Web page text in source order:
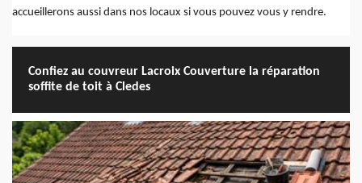
accueillerons aussi dans nos locaux si vous pouvez vous y rendre.
Confiez au couvreur Lacroix Couverture la réparation
soffite de toit à Cledes